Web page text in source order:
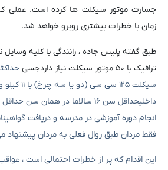
جسارت موتور سیکلت ها کرده است. عملی
زمان با خطرات بیشتری روبرو خواهد شد.
طبق گفته پلیس جاده ، رانندگی با کلیه
ترافیک با ۵۰ موتور سیکلت نیاز دارد
جسی
سیکلت ۱۲۵ سی سی (دو یا سه چرخ) با ۱۱ کیلو وات و رانندگی
داخلیحداقل سن ۱۶ سال
اما در همان سن
انجام دوره آموزشی در مدرسه و دریافت
فقط مردان طبق روال فعلی به مردان پیشنهاد
این اقدام که پر از خطرات احتمالی است ،